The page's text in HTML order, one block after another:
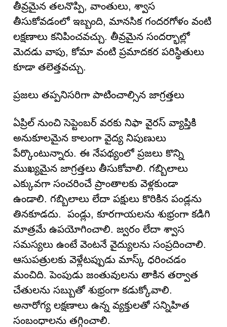
తీవ్రమైన తలనొప్పి, వాంతులు, శ్వాస
తీసుకోవడంలో ఇబ్బంది, మానసిక గందరగోళం వంటి
లక్షణాలు కనిపించవచ్చు. తీవ్రమైన సందర్భాల్లో
మెదడు వాపు, కోమా వంటి ప్రమాదకర పరిస్థితులు
కూడా తలెత్తవచ్చు.
ప్రజలు తప్పనిసరిగా పాటించాల్సిన జాగ్రత్తలు
ఏప్రిల్ నుంచి సెప్టెంబర్ వరకు నిఫా వైరస్ వ్యాప్తికి
అనుకూలమైన కాలంగా వైద్య నిపుణులు
పేర్కొంటున్నారు. ఈ నేపథ్యంలో ప్రజలు కొన్ని
ముఖ్యమైన జాగ్రత్తలు తీసుకోవాలి. గబ్బిలాలు
ఎక్కువగా సంచరించే ప్రాంతాలకు వెళ్లకుండా
ఉండాలి. గబ్బిలాలు లేదా పక్షులు కొరికిన పండ్లను
తినకూడదు. పండ్లు, కూరగాయలను శుభ్రంగా కడిగి
మాత్రమే ఉపయోగించాలి. జ్వరం లేదా శ్వాస
సమస్యలు ఉంటే వెంటనే వైద్యులను సంప్రదించాలి.
ఆసుపత్రులకు వెళ్లేటప్పుడు మాస్క్ ధరించడం
మంచిది. పెంపుడు జంతువులను తాకిన తర్వాత
చేతులను సబ్బుతో శుభ్రంగా కడుక్కోవాలి.
అనారోగ్య లక్షణాలు ఉన్న వ్యక్తులతో సన్నిహిత
సంబంధాలను తగ్గించాలి.